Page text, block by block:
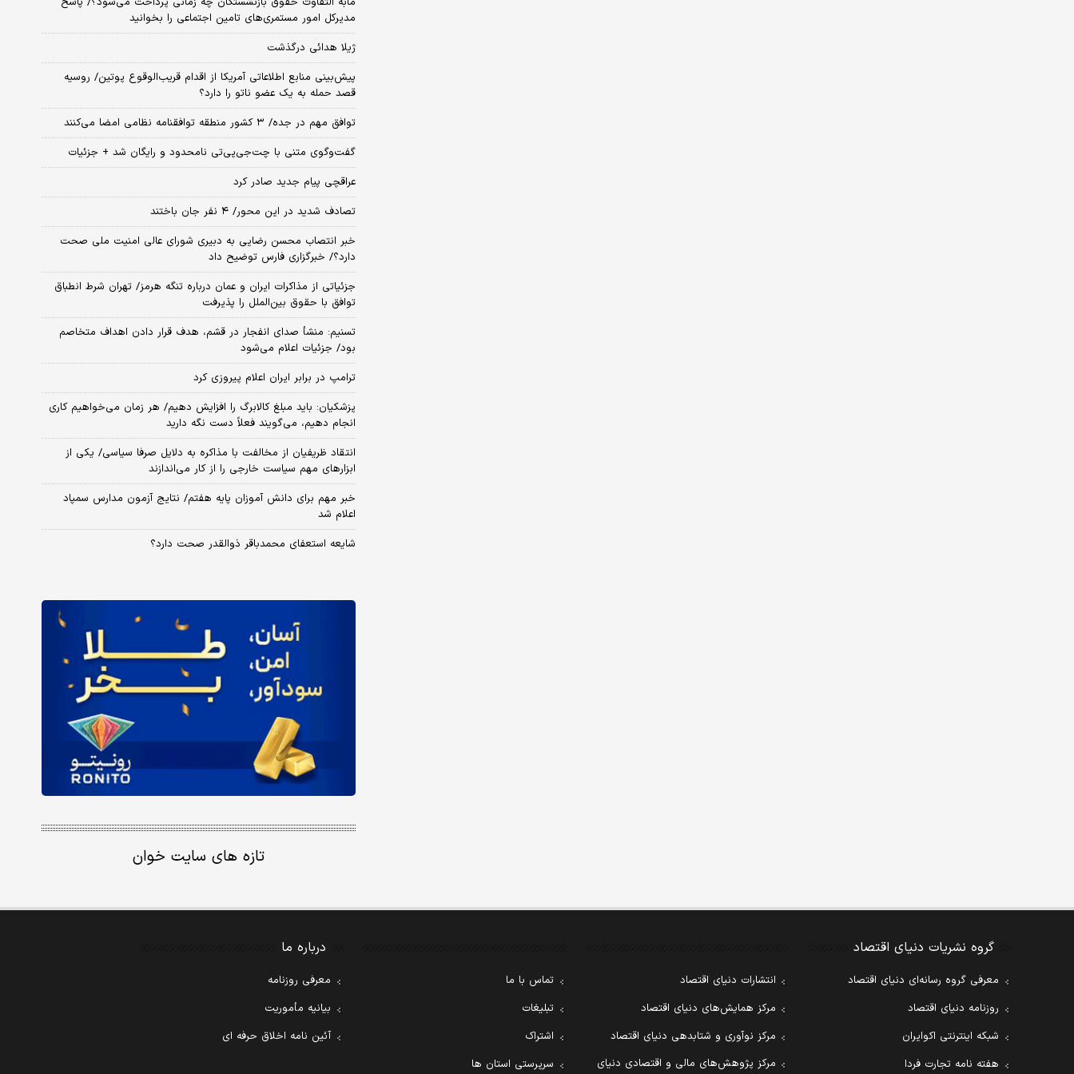
مدیرکل امور مستمری‌های تامین اجتماعی را بخوانید
ژیلا هدائی درگذشت
پیش‌بینی منابع اطلاعاتی آمریکا از اقدام قریب‌الوقوع پوتین/ روسیه
قصد حمله به یک عضو ناتو را دارد؟
توافق مهم در جده/ ۳ کشور منطقه توافقنامه نظامی امضا می‌کنند
گفت‌وگوی متنی با چت‌جی‌پی‌تی نامحدود و رایگان شد + جزئیات
عراقچی پیام جدید صادر کرد
تصادف شدید در این محور/ ۴ نفر جان باختند
خبر انتصاب محسن رضایی به دبیری شورای عالی امنیت ملی صحت
دارد؟/ خبرگزاری فارس توضیح داد
جزئیاتی از مذاکرات ایران و عمان درباره تنگه هرمز/ تهران شرط انطباق
توافق با حقوق بین‌الملل را پذیرفت
تسنیم: منشأ صدای انفجار در قشم، هدف قرار دادن اهداف متخاصم
بود/ جزئیات اعلام می‌شود
ترامپ در برابر ایران اعلام پیروزی کرد
پزشکیان: باید مبلغ کالابرگ را افزایش دهیم/ هر زمان می‌خواهیم کاری
انجام دهیم، می‌گویند فعلاً دست نگه دارید
انتقاد ظریفیان از مخالفت با مذاکره به دلایل صرفا سیاسی/ یکی از
ابزارهای مهم سیاست خارجی را از کار می‌اندازند
خبر مهم برای دانش آموزان پایه هفتم/ نتایج آزمون مدارس سمپاد
اعلام شد
شایعه استعفای محمدباقر ذوالقدر صحت دارد؟
تازه های سایت خوان
گروه نشریات دنیای اقتصاد
معرفی گروه رسانه‌ای دنیای اقتصاد
روزنامه دنیای اقتصاد
شبکه اینترنتی اکوایران
هفته نامه تجارت فردا
انتشارات دنیای اقتصاد
مرکز همایش‌های دنیای اقتصاد
مرکز نوآوری و شتابدهی دنیای اقتصاد
مرکز پژوهش‌های مالی و اقتصادی دنیای
تماس با ما
تبلیغات
اشتراک
سرپرستی استان ها
درباره ما
معرفی روزنامه
بیانیه مأموریت
آئین نامه اخلاق حرفه ای